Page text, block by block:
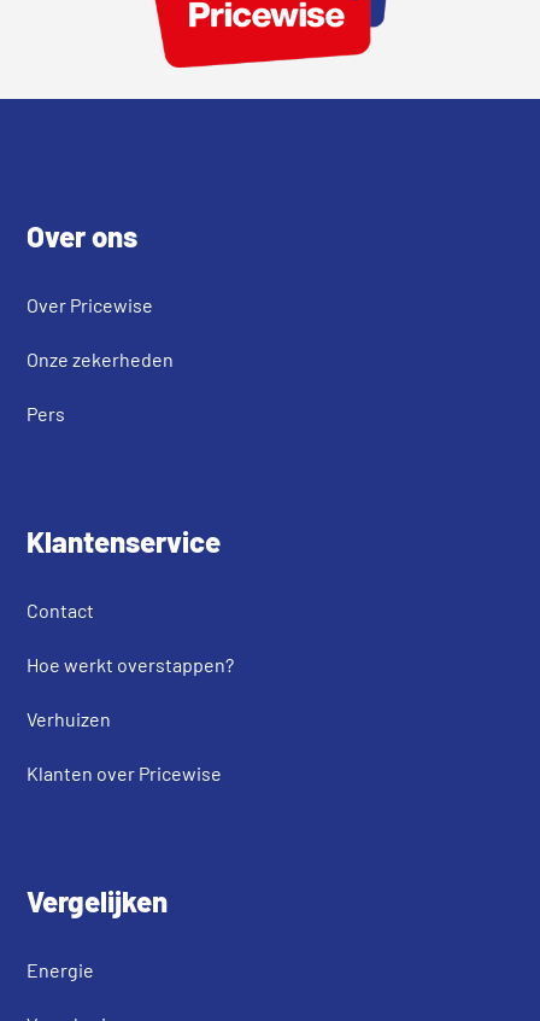
Over ons
Over Pricewise
Onze zekerheden
Pers
Klantenservice
Contact
Hoe werkt overstappen?
Verhuizen
Klanten over Pricewise
Vergelijken
Energie